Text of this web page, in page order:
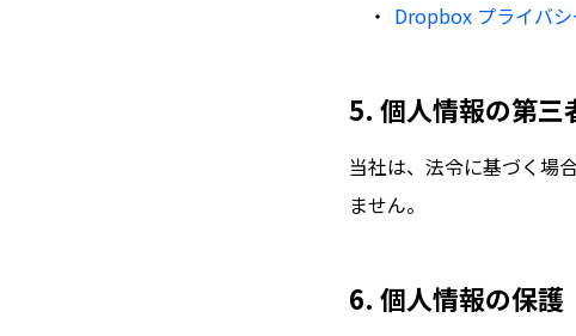
Dropbox プライバ
5. 個人情報の第三
当社は、法令に基づく場
ません。
6. 個人情報の保護